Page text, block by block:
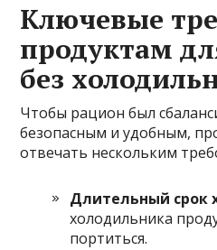
Ключевые
продуктам
без
Чтобы рацион был
безопасным и удобным,
отвечать нескольким
Длительный срок
холодильника
портиться.